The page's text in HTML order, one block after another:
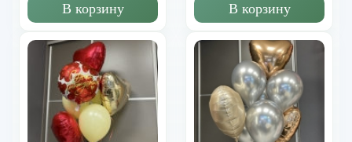
В корзину В корзину